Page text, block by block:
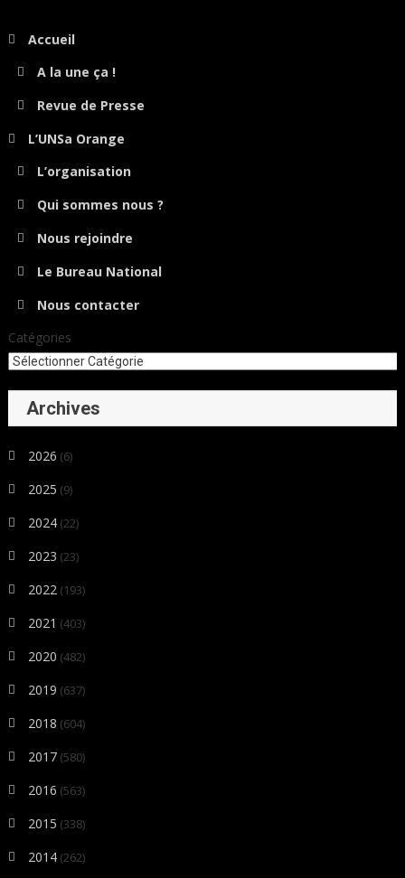
Accueil
A la une ça !
Revue de Presse
L’UNSa Orange
L’organisation
Qui sommes nous ?
Nous rejoindre
Le Bureau National
Nous contacter
Catégories
Archives
2026 (6)
2025 (9)
2024 (22)
2023 (23)
2022 (193)
2021 (403)
2020 (482)
2019 (637)
2018 (604)
2017 (580)
2016 (563)
2015 (338)
2014 (262)